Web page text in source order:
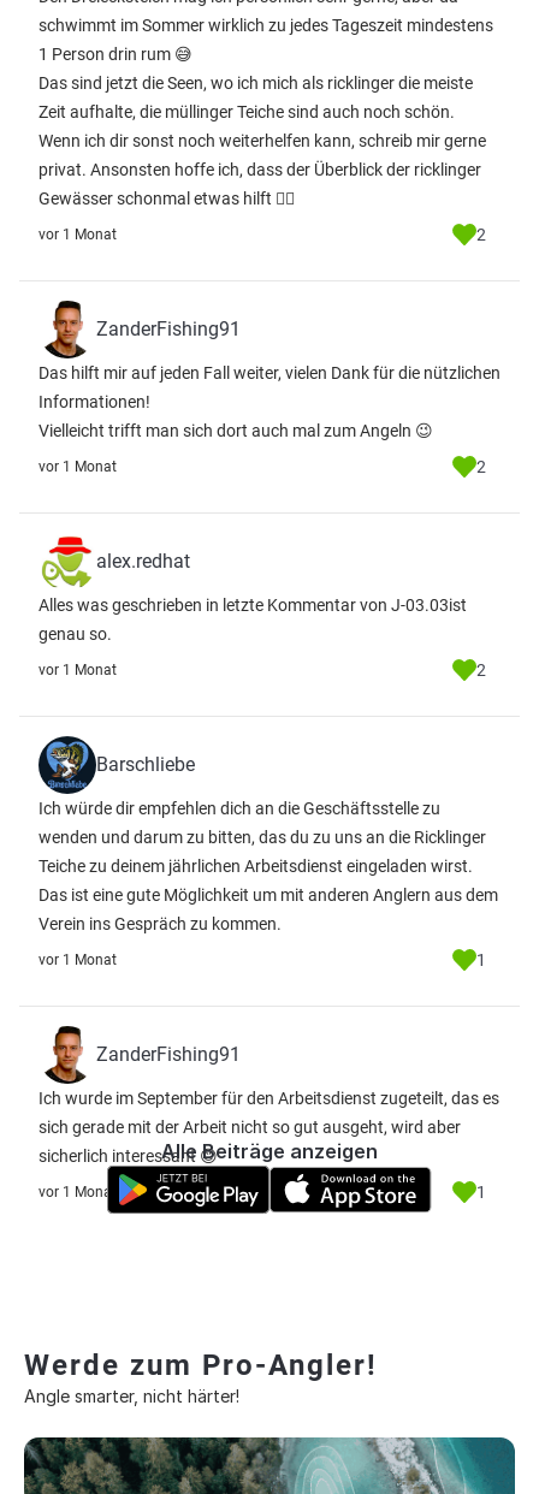
schwimmt im Sommer wirklich zu jedes Tageszeit mindestens
1 Person drin rum 😅
Das sind jetzt die Seen, wo ich mich als ricklinger die meiste
Zeit aufhalte, die müllinger Teiche sind auch noch schön.
Wenn ich dir sonst noch weiterhelfen kann, schreib mir gerne
privat. Ansonsten hoffe ich, dass der Überblick der ricklinger
Gewässer schonmal etwas hilft 👍🏻
vor 1 Monat 2
ZanderFishing91
Das hilft mir auf jeden Fall weiter, vielen Dank für die nützlichen
Informationen!
Vielleicht trifft man sich dort auch mal zum Angeln 😉
vor 1 Monat 2
alex.redhat
Alles was geschrieben in letzte Kommentar von J-03.03ist
genau so.
vor 1 Monat 2
Barschliebe
Ich würde dir empfehlen dich an die Geschäftsstelle zu
wenden und darum zu bitten, das du zu uns an die Ricklinger
Teiche zu deinem jährlichen Arbeitsdienst eingeladen wirst.
Das ist eine gute Möglichkeit um mit anderen Anglern aus dem
Verein ins Gespräch zu kommen.
vor 1 Monat 1
ZanderFishing91
Ich wurde im September für den Arbeitsdienst zugeteilt, das es
sich gerade mit der Arbeit nicht so gut ausgeht, wird aber
sicherlich interessant 😊
vor 1 Monat 1
Alle Beiträge anzeigen
Werde zum Pro-Angler!
Angle smarter, nicht härter!